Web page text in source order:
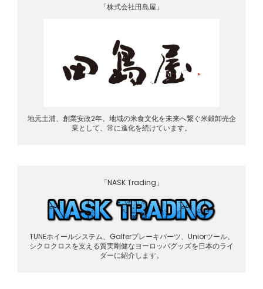
「株式会社田島屋」
地元土浦、創業安政2年。地域の米食文化を未来へ繋ぐ米穀卸売企
業として、常に進化を続けています。
「NASK Trading」
TUNEホイールシステム、Galferブレーキパーツ、Uniorツール。
シクロクロスを支える質実剛健なヨーロッパグッズを日本のライ
ダーに紹介します。